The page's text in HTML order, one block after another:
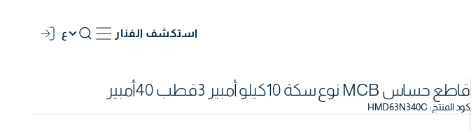
استكشف الفنار ع
قاطع حساس MCB نوع سكة 10كيلو أمبير 3قطب 40أمبير
كود المنتج:
HMD63N340C